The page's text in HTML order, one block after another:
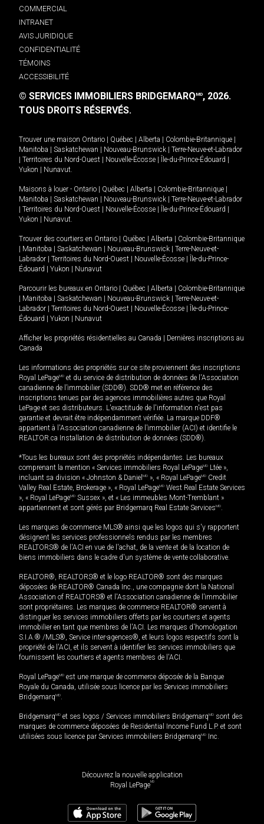
COMMERCIAL
INTRANET
AVIS JURIDIQUE
CONFIDENTIALITÉ
TÉMOINS
ACCESSIBILITÉ
© SERVICES IMMOBILIERS BRIDGEMARQMD, 2026.
TOUS DROITS RÉSERVÉS.
Trouver une maison Ontario | Québec | Alberta | Colombie-Britannique |
Manitoba | Saskatchewan | Nouveau-Brunswick | Terre-Neuve-et-Labrador
| Territoires du Nord-Ouest | Nouvelle-Écosse | Île-du-Prince-Édouard |
Yukon | Nunavut
Maisons à louer - Ontario | Québec | Alberta | Colombie-Britannique |
Manitoba | Saskatchewan | Nouveau-Brunswick | Terre-Neuve-et-Labrador
| Territoires du Nord-Ouest | Nouvelle-Écosse | Île-du-Prince-Édouard |
Yukon | Nunavut
Trouver des courtiers en Ontario | Québec | Alberta | Colombie-Britannique
| Manitoba | Saskatchewan | Nouveau-Brunswick | Terre-Neuve-et-
Labrador | Territoires du Nord-Ouest | Nouvelle-Écosse | Île-du-Prince-
Édouard | Yukon | Nunavut
Parcourir les bureaux en Ontario | Québec | Alberta | Colombie-Britannique
| Manitoba | Saskatchewan | Nouveau-Brunswick | Terre-Neuve-et-
Labrador | Territoires du Nord-Ouest | Nouvelle-Écosse | Île-du-Prince-
Édouard | Yukon | Nunavut
Afficher les propriétés résidentielles au Canada | Dernières inscriptions au
Canada
Les informations des propriétés sur ce site proviennent des inscriptions
Royal LePageMD et du service de distribution de données de l'Association
canadienne de l’immobilier (SDD®). SDD® met en référence des
inscriptions tenues par des agences immobilières autres que Royal
LePage et ses distributeurs. L'exactitude de l'information n'est pas
garantie et devrait être indépendamment vérifiée. La marque DDF®
appartient à l'Association canadienne de l’immobilier (ACI) et identifie le
REALTOR.ca Installation de distribution de données (SDD®).
*Tous les bureaux sont des propriétés indépendantes. Les bureaux
comprenant la mention « Services immobiliers Royal LePageMD Ltée »,
incluant sa division « Johnston & Daniel MD », « Royal LePageMD Credit
Valley Real Estate, Brokerage », « Royal LePageMD West Real Estate Services
», « Royal LePageMD Sussex », et « Les immeubles Mont-Tremblant »
appartiennent et sont gérés par Bridgemarq Real Estate ServicesMD
Les marques de commerce MLS® ainsi que les logos qui s'y rapportent
désignent les services professionnels rendus par les membres
REALTORS® de l'ACI en vue de l'achat, de la vente et de la location de
biens immobiliers dans le cadre d'un système de vente collaborative.
REALTOR®, REALTORS® et le logo REALTOR® sont des marques
déposées de REALTOR® Canada Inc., une compagnie dont la National
Association of REALTORS® et l'Association canadienne de l’immobilier
sont propriétaires. Les marques de commerce REALTOR® servent à
distinguer les services immobiliers offerts par les courtiers et agents
immobilier en tant que membres de l'ACI. Les marques d'homologation
S.I.A.® /MLS®, Service inter-agences®, et leurs logos respectifs sont la
propriété de l'ACI, et ils servent à identifier les services immobiliers que
fournissent les courtiers et agents membres de l'ACI.
Royal LePageMD est une marque de commerce déposée de la Banque
Royale du Canada, utilisée sous licence par les Services immobiliers
BridgemarqMD
BridgemarqMD et ses logos / Services immobiliers BridgemarqMD sont des
marques de commerce déposées de Residential Income Fund L.P. et sont
utilisées sous licence par Services immobiliers BridgemarqMD Inc.
Découvrez la nouvelle application
Royal LePageMD